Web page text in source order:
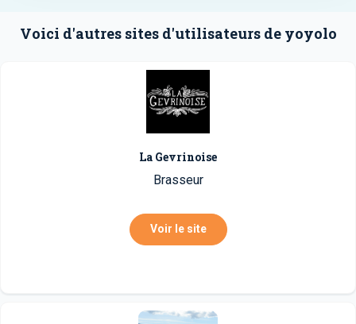
Voici d'autres sites d'utilisateurs de yoyolo
La Gevrinoise
Brasseur
Voir le site